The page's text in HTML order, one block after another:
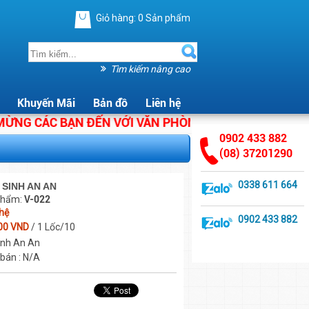
Giỏ hàng: 0 Sản phẩm
Tìm kiếm nâng cao
Khuyến Mãi Bản đồ Liên hệ
CÁC BẠN ĐẾN VỚI VĂN PHÒNG PHẨM ÁNH HẰNG.
AN AN
V-022
VND/ 1 Lốc/10
An An
: N/A
0902 433 882
(08) 37201290
0338 611 664
0902 433 882